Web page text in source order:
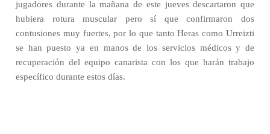
jugadores durante la mañana de este jueves descartaron que
hubiera rotura muscular pero sí que confirmaron dos
contusiones muy fuertes, por lo que tanto Heras como Urreizti
se han puesto ya en manos de los servicios médicos y de
recuperación del equipo canarista con los que harán trabajo
específico durante estos días.